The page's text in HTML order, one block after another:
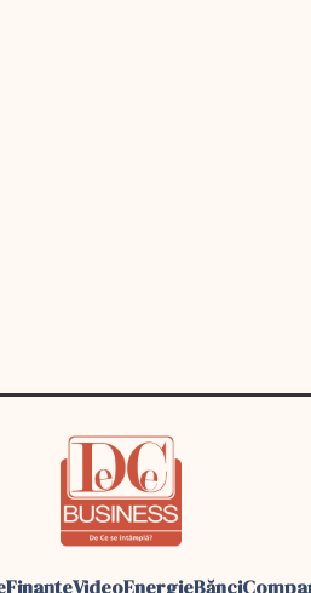
FinanteVideoEnergieBănci